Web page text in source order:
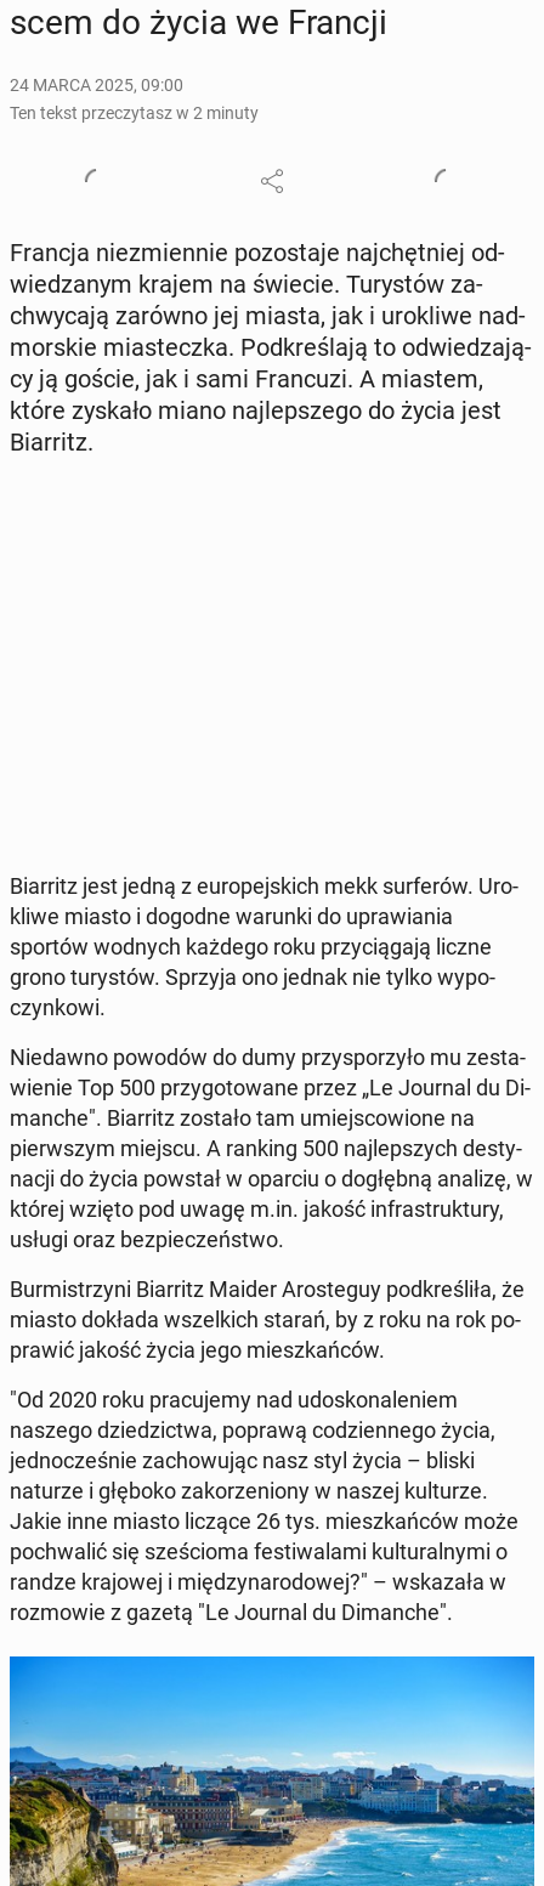
scem do życia we Francji
24 MARCA 2025, 09:00
Ten tekst przeczytasz w 2 minuty
Francja nie­zmien­nie po­zo­sta­je naj­chęt­niej od­
wie­dza­nym krajem na świecie. Tu­ry­stów za­
chwy­ca­ją zarówno jej miasta, jak i uro­kli­we nad­
mor­skie mia­stecz­ka. Pod­kre­śla­ją to od­wie­dza­ją­
cy ją goście, jak i sami Fran­cu­zi. A miastem,
które zyskało miano naj­lep­sze­go do życia jest
Biar­ritz.
Biar­ritz jest jedną z eu­ro­pej­skich mekk sur­fe­rów. Uro­
kli­we miasto i dogodne warunki do upra­wia­nia
sportów wodnych każdego roku przy­cią­ga­ją liczne
grono tu­ry­stów. Sprzyja ono jednak nie tylko wy­po­
czyn­ko­wi.
Nie­daw­no powodów do dumy przy­spo­rzy­ło mu ze­sta­
wie­nie Top 500 przy­go­to­wa­ne przez „Le Journal du Di­
man­che". Biar­ritz zostało tam umiej­sco­wio­ne na
pierw­szym miejscu. A ranking 500 naj­lep­szych de­sty­
na­cji do życia powstał w oparciu o do­głęb­ną analizę, w
której wzięto pod uwagę m.in. jakość in­fra­struk­tu­ry,
usługi oraz bez­pie­czeń­stwo.
Bur­mi­strzy­ni Biar­ritz Maider Aro­ste­guy pod­kre­śli­ła, że
miasto dokłada wszel­kich starań, by z roku na rok po­
pra­wić jakość życia jego miesz­kań­ców.
"Od 2020 roku pra­cu­je­my nad udo­sko­na­le­niem
naszego dzie­dzic­twa, poprawą co­dzien­ne­go życia,
jed­no­cze­śnie za­cho­wu­jąc nasz styl życia – bliski
naturze i głęboko za­ko­rze­nio­ny w naszej kul­tu­rze.
Jakie inne miasto liczące 26 tys. miesz­kań­ców może
po­chwa­lić się sze­ścio­ma fe­sti­wa­la­mi kul­tu­ral­ny­mi o
randze kra­jo­wej i mię­dzy­na­ro­do­wej?" – wska­za­ła w
roz­mo­wie z gazetą "Le Journal du Di­man­che".